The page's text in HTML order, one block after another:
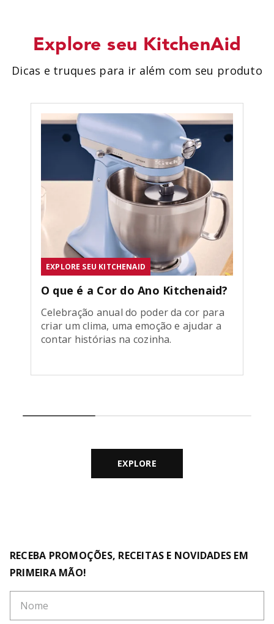
Explore seu KitchenAid
Dicas e truques para ir além com seu produto
EXPLORE SEU KITCHENAID
O que é a Cor do Ano Kitchenaid?
Celebração anual do poder da cor para
criar um clima, uma emoção e ajudar a
contar histórias na cozinha.
EXPLORE
RECEBA PROMOÇÕES, RECEITAS E NOVIDADES EM
PRIMEIRA MÃO!